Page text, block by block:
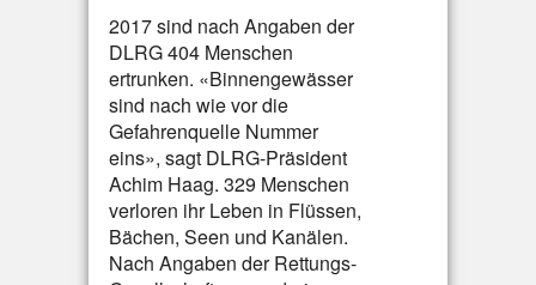
2017 sind nach Angaben der
DLRG 404 Menschen
ertrunken. «Binnengewässer
sind nach wie vor die
Gefahrenquelle Nummer
eins», sagt DLRG-Präsident
Achim Haag. 329 Menschen
verloren ihr Leben in Flüssen,
Bächen, Seen und Kanälen.
Nach Angaben der Rettungs-